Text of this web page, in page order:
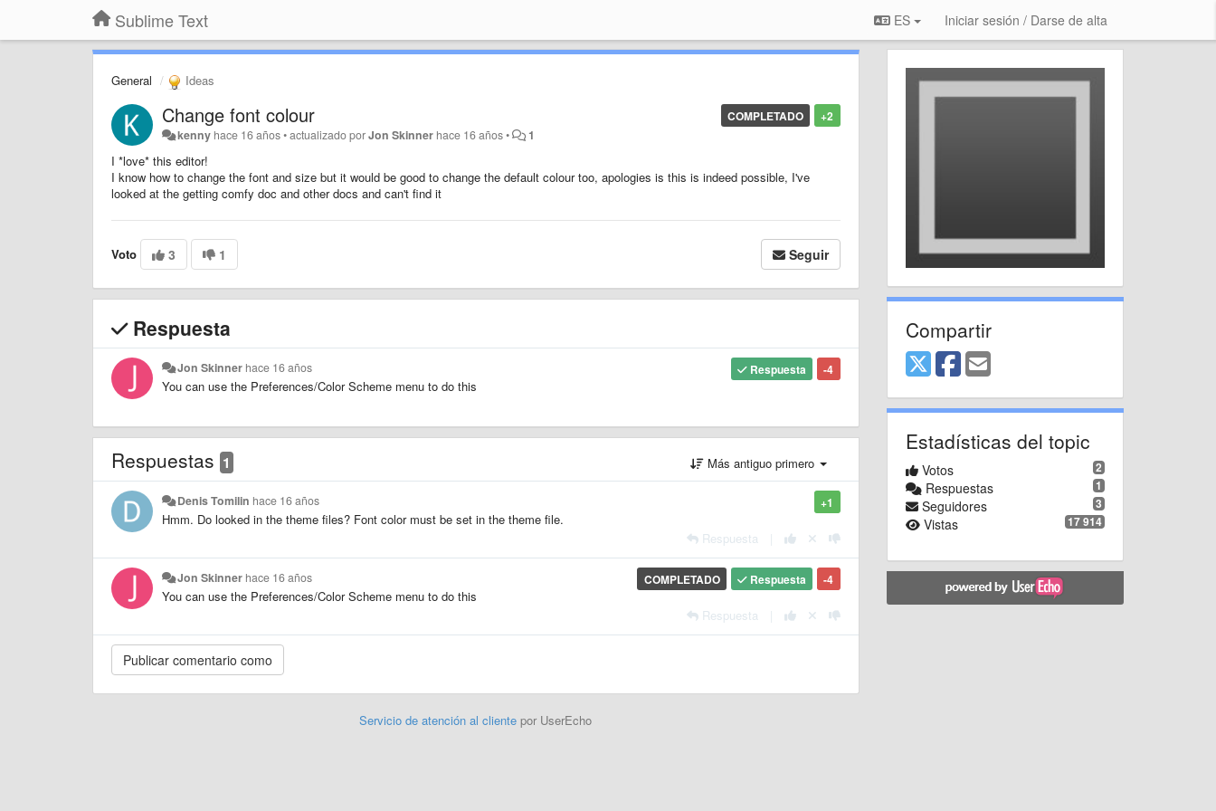
Sublime Text ES Iniciar sesión / Darse de alta
General Ideas
+2
COMPLETADO
Change font colour
kenny hace 16 años•actualizado porJon Skinner hace 16 años• 1
I *love* this editor!
I know how to change the font and size but it would be good to change the default colour too, apologies is this is indeed possible, I've
looked at the getting comfy doc and other docs and can't find it
Voto 3 1 Seguir
Respuesta
-4
Respuesta
Jon Skinner hace 16 años
You can use the Preferences/Color Scheme menu to do this
Respuestas 1 Más antiguo primero
+1
Denis Tomilin hace 16 años
Hmm. Do looked in the theme files? Font color must be set in the theme file.
Respuesta
-4
Respuesta
COMPLETADO
Jon Skinner hace 16 años
You can use the Preferences/Color Scheme menu to do this
Respuesta
Servicio de atención al clientepor UserEcho
Compartir
Estadísticas del topic
2
Votos
1
Respuestas
3
Seguidores
17 914
Vistas